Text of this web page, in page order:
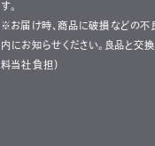
す。
※お届け時、商品に破損などの不
内にお知らせください。良品と交換
料当社負担）